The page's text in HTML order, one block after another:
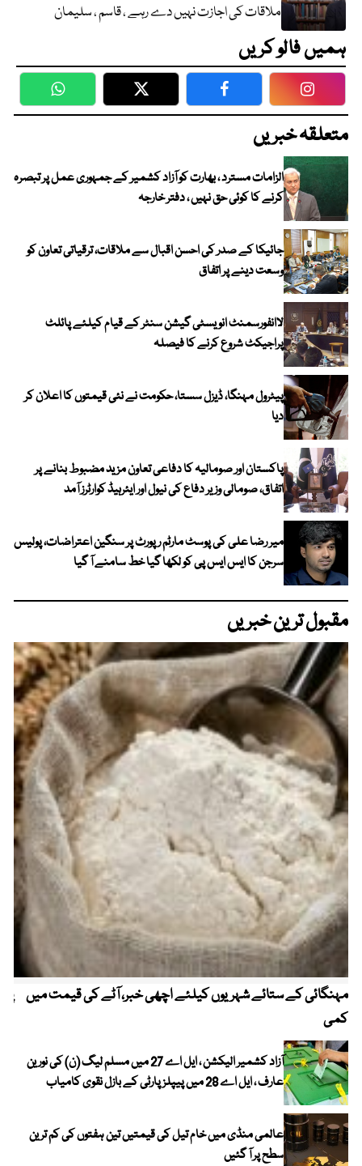
ملاقات کی اجازت نہیں دے رہے ، قاسم ، سلیمان
ہمیں فالو کریں
WhatsApp Twitter Facebook
متعلقہ خبریں
الزامات مسترد ، بھارت کو آزاد کشمیر کے جمہوری عمل پر تبصرہ
کرنے کا کوئی حق نہیں ، دفتر خارجہ
جائیکا کے صدر کی احسن اقبال سے ملاقات، ترقیاتی تعاون کو
وسعت دینے پر اتفاق
لاانفورسمنٹ انویسٹی گیشن سنٹر کے قیام کیلئے پائلٹ
پراجیکٹ شروع کرنے کا فیصلہ
پیٹرول مہنگا، ڈیزل سستا، حکومت نے نئی قیمتوں کا اعلان کر
دیا
پاکستان اور صومالیہ کا دفاعی تعاون مزید مضبوط بنانے پر
اتفاق، صومالی وزیر دفاع کی نیول اور ایئرہیڈ کوارٹرز آمد
میر رضا علی کی پوسٹ مارٹم رپورٹ پر سنگین اعتراضات، پولیس
سرجن کا ایس ایس پی کو لکھا گیا خط سامنے آ گیا
مقبول ترین خبریں
مہنگائی کے ستائے شہریوں کیلئے اچھی خبر، آٹے کی قیمت میں
کمی
آزاد کشمیر الیکشن ، ایل اے 27 میں مسلم لیگ (ن) کی نورین
عارف ، ایل اے 28 میں پیپلز پارٹی کے بازل نقوی کامیاب
عالمی منڈی میں خام تیل کی قیمتیں تین ہفتوں کی کم ترین
سطح پر آ گئیں